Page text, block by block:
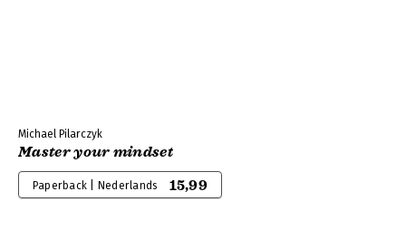
Michael Pilarczyk
Master your mindset
Paperback | Nederlands 15,99